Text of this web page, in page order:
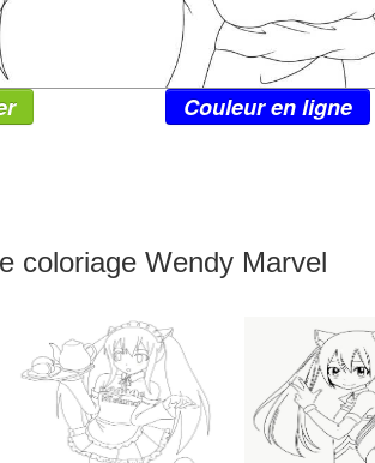
Couleur en ligne
coloriage Wendy Marvel